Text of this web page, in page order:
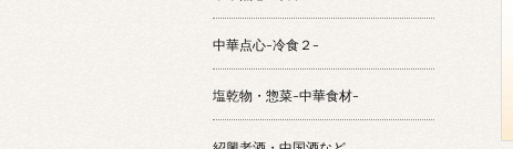
中華点心-冷食２-
塩乾物・惣菜-中華食材-